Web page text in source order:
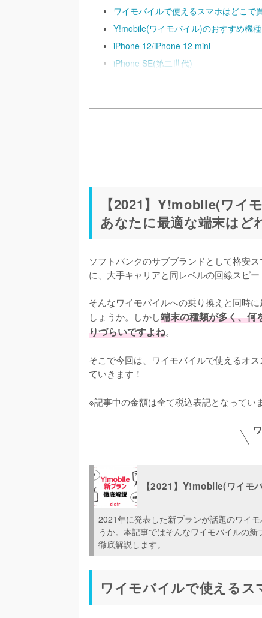
ワイモバイルで使えるスマホはどこで
Y!mobile(ワイモバイル)のおすすめ機種
iPhone 12/iPhone 12 mini
iPhone SE(第二世代)
【2021】Y!mobile(ワイ
あなたに最適な端末はど
ソフトバンクのサブブランドとして格安
に、大手キャリアと同レベルの回線スピー
そんなワイモバイルへの乗り換えと同時
しょうか。しかし端末の種類が多く、何
りづらいですよね。
そこで今回は、ワイモバイルで使えるオ
ていきます！
※記事中の金額は全て税込表記となっていま
【2021】Y!mobile(ワイモ
2021年に発表した新プランが話題のワイ
うか。本記事ではそんなワイモバイルの
徹底解説します。
ワイモバイルで使えるス